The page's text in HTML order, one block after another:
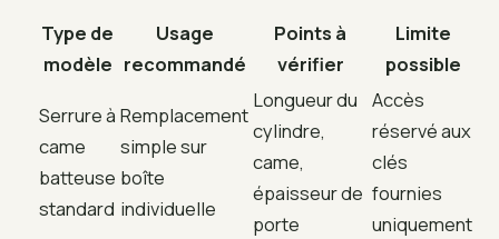
Type de
modèle
Usage
recommandé
Points à
vérifier
Limite
possible
Serrure à
came
batteuse
standard
Remplacement
simple sur
boîte
individuelle
Longueur du
cylindre,
came,
épaisseur de
porte
Accès
réservé aux
clés
fournies
uniquement